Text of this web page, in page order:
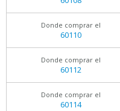
Donde comprar el
60110
Donde comprar el
60112
Donde comprar el
60114